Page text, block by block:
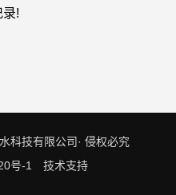
录!
科技有限公司· 侵权必究
号-1
技术支持